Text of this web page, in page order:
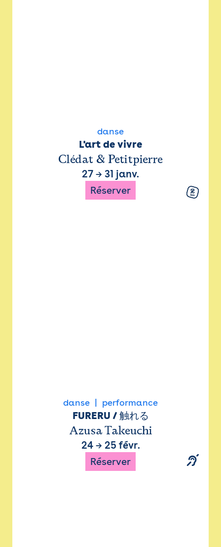
danse
L'art de vivre
Clédat & Petitpierre
27 → 31 janv.
Réserver
danse performance
FURERU / 触れる
Azusa Takeuchi
24→ 25 févr.
Réserver